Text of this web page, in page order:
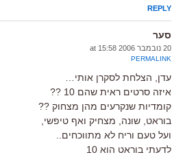
REPLY
סער
20 נובמבר 2006 at 15:58
PERMALINK
עדן, הצלחת לסקרן אותי…
איזה סרטים ראית שהם 10 ??
קומדיות שנקרעים מהן מצחוק ??
בוראט, שונה, מצחיק ואף טיפשי,
ועל טעם וריח לא מתווכחים..
לדעתי בוראט הוא 10